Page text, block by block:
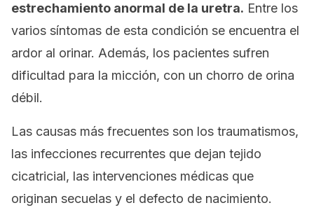
estrechamiento anormal de la uretra. Entre los
varios síntomas de esta condición se encuentra el
ardor al orinar. Además, los pacientes sufren
dificultad para la micción, con un chorro de orina
débil.
Las causas más frecuentes son los traumatismos,
las infecciones recurrentes que dejan tejido
cicatricial, las intervenciones médicas que
originan secuelas y el defecto de nacimiento.